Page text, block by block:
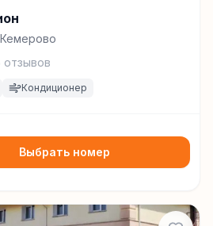
отзывов
Кондиционер
Выбрать номер